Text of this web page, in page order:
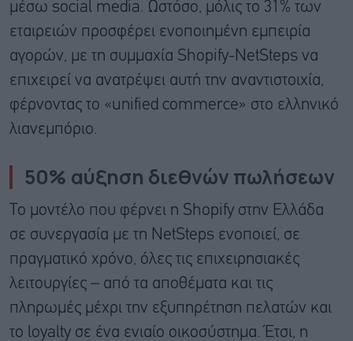
μέσω social media. Ωστόσο, μόλις το 31% των
εταιρειών προσφέρει ενοποιημένη εμπειρία
αγορών, με τη συμμαχία Shopify-NetSteps να
επιχειρεί να ανατρέψει αυτή την αναντιστοιχία,
φέρνοντας το «unified commerce» στο ελληνικό
λιανεμπόριο.
50% αύξηση διεθνών πωλήσεων
Το μοντέλο που φέρνει η Shopify στην Ελλάδα
σε συνεργασία με τη NetSteps ενοποιεί, σε
πραγματικό χρόνο, όλες τις επιχειρησιακές
λειτουργίες – από τα αποθέματα και τις
πληρωμές μέχρι την εξυπηρέτηση πελατών και
το loyalty σε ένα ενιαίο οικοσύστημα. Έτσι, η